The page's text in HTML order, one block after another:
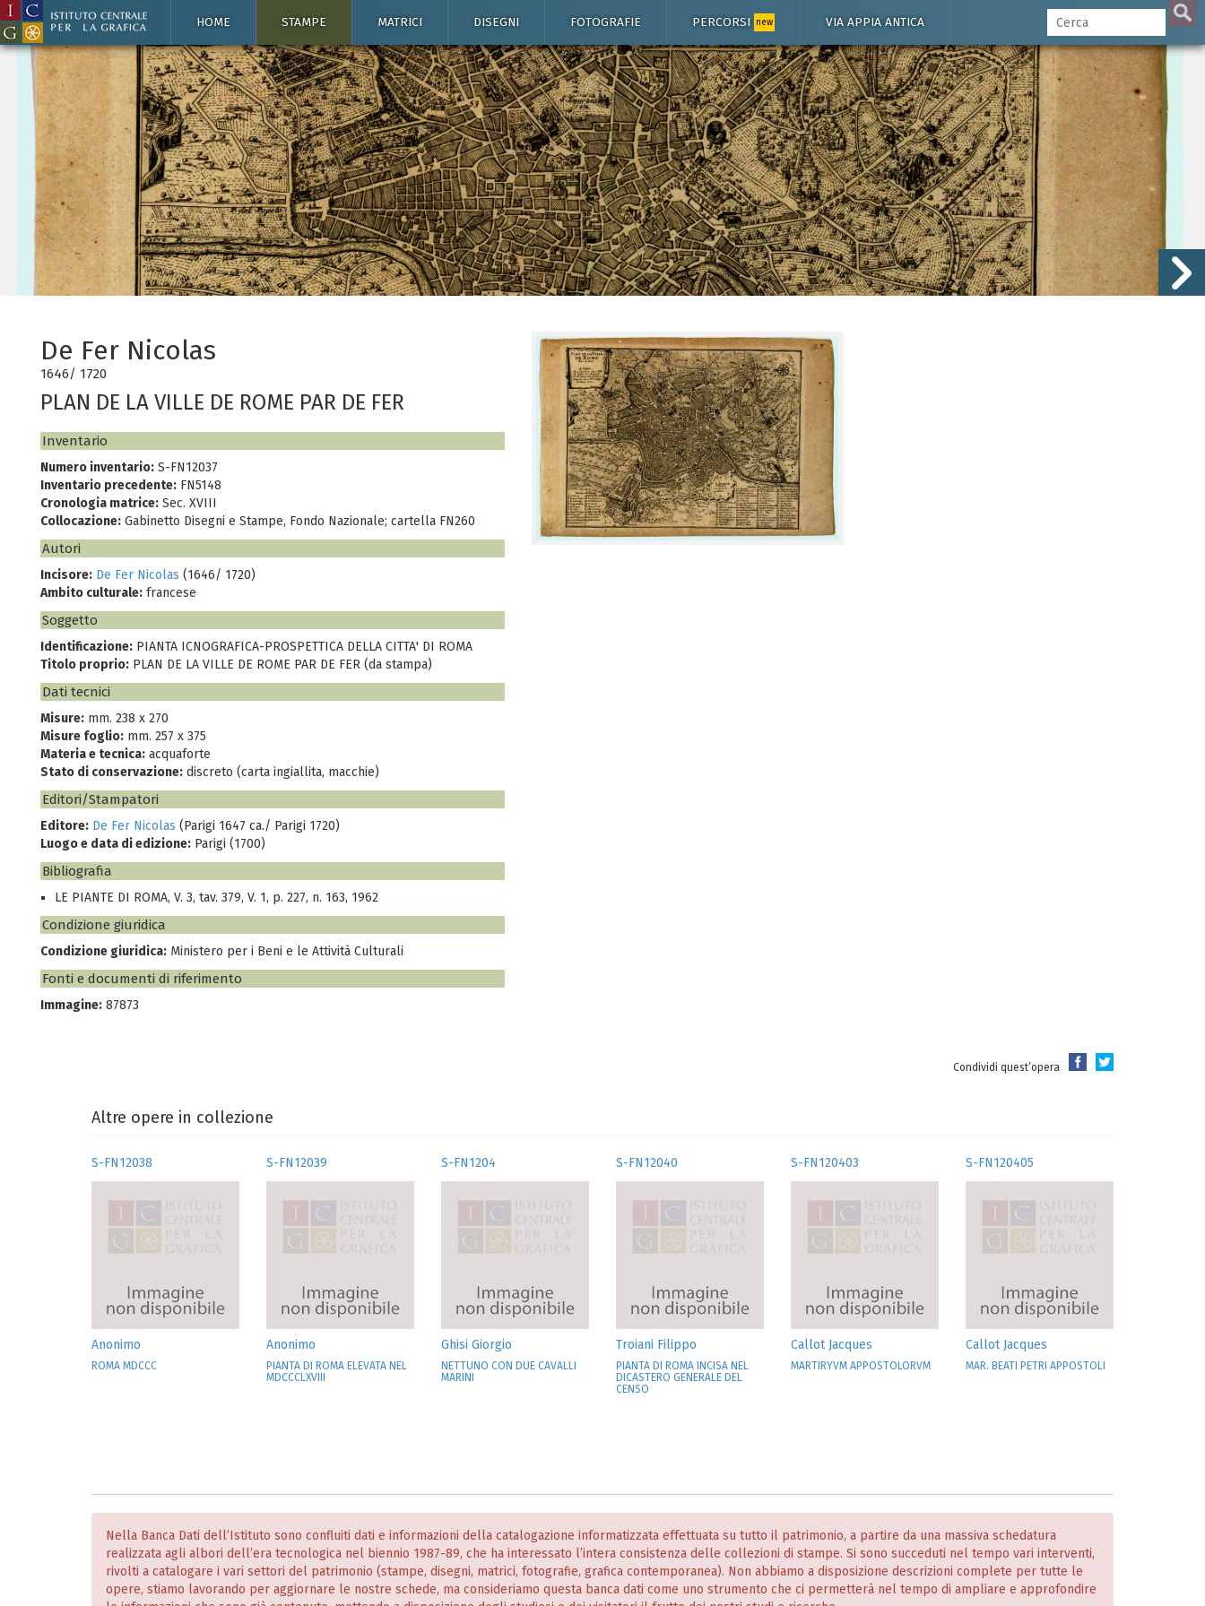
HOME STAMPE MATRICI DISEGNI FOTOGRAFIE PERCORSI new VIA APPIA ANTICA
De Fer Nicolas
1646/ 1720
PLAN DE LA VILLE DE ROME PAR DE FER
Inventario
Numero inventario: S-FN12037
Inventario precedente: FN5148
Cronologia matrice: Sec. XVIII
Collocazione: Gabinetto Disegni e Stampe, Fondo Nazionale; cartella FN260
Autori
Incisore: De Fer Nicolas (1646/ 1720)
Ambito culturale: francese
Soggetto
Identificazione: PIANTA ICNOGRAFICA-PROSPETTICA DELLA CITTA' DI ROMA
Titolo proprio: PLAN DE LA VILLE DE ROME PAR DE FER (da stampa)
Dati tecnici
Misure: mm. 238 x 270
Misure foglio: mm. 257 x 375
Materia e tecnica: acquaforte
Stato di conservazione: discreto (carta ingiallita, macchie)
Editori/Stampatori
Editore: De Fer Nicolas (Parigi 1647 ca./ Parigi 1720)
Luogo e data di edizione: Parigi (1700)
Bibliografia
LE PIANTE DI ROMA, V. 3, tav. 379, V. 1, p. 227, n. 163, 1962
Condizione giuridica
Condizione giuridica: Ministero per i Beni e le Attività Culturali
Fonti e documenti di riferimento
Immagine: 87873
Condividi quest’opera
Altre opere in collezione
S-FN12038
Anonimo
ROMA MDCCC
S-FN12039
Anonimo
PIANTA DI ROMA ELEVATA NEL
MDCCCLXVIII
S-FN1204
Ghisi Giorgio
NETTUNO CON DUE CAVALLI
MARINI
S-FN12040
Troiani Filippo
PIANTA DI ROMA INCISA NEL
DICASTERO GENERALE DEL
CENSO
S-FN120403
Callot Jacques
MARTIRYVM APPOSTOLORVM
S-FN120405
Callot Jacques
MAR. BEATI PETRI APPOSTOLI
Nella Banca Dati dell’Istituto sono confluiti dati e informazioni della catalogazione informatizzata effettuata su tutto il patrimonio, a partire da una massiva schedatura
realizzata agli albori dell’era tecnologica nel biennio 1987-89, che ha interessato l’intera consistenza delle collezioni di stampe. Si sono succeduti nel tempo vari interventi,
rivolti a catalogare i vari settori del patrimonio (stampe, disegni, matrici, fotografie, grafica contemporanea). Non abbiamo a disposizione descrizioni complete per tutte le
opere, stiamo lavorando per aggiornare le nostre schede, ma consideriamo questa banca dati come uno strumento che ci permetterà nel tempo di ampliare e approfondire